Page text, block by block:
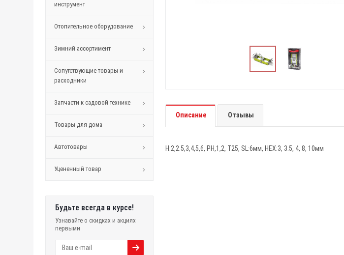
инструмент
Отопительное оборудование
Зимний ассортимент
Сопутствующие товары и
расходники
Запчасти к садовой технике
Товары для дома
Автотовары
Уцененный товар
Будьте всегда в курсе!
Узнавайте о скидках и акциях
первыми
Описание Отзывы
Н:2,2.5,3,4,5,6, PH,1,2, Т25, SL:6мм, HEX:3, 3.5, 4, 8, 10мм